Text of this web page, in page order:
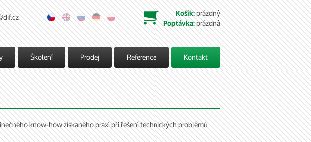
 Košík:prázdný
Poptávka:prázdná
Školení Prodej Reference Kontakt
know-how získaného praxí při řešení technických problémů